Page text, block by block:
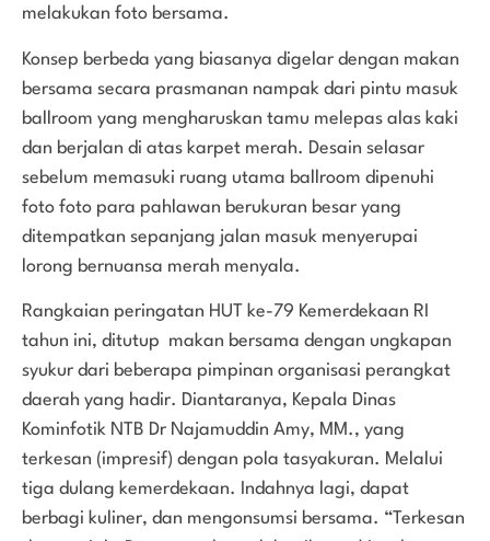
melakukan foto bersama.
Konsep berbeda yang biasanya digelar dengan makan
bersama secara prasmanan nampak dari pintu masuk
ballroom yang mengharuskan tamu melepas alas kaki
dan berjalan di atas karpet merah. Desain selasar
sebelum memasuki ruang utama ballroom dipenuhi
foto foto para pahlawan berukuran besar yang
ditempatkan sepanjang jalan masuk menyerupai
lorong bernuansa merah menyala.
Rangkaian peringatan HUT ke-79 Kemerdekaan RI
tahun ini, ditutup makan bersama dengan ungkapan
syukur dari beberapa pimpinan organisasi perangkat
daerah yang hadir. Diantaranya, Kepala Dinas
Kominfotik NTB Dr Najamuddin Amy, MM., yang
terkesan (impresif) dengan pola tasyakuran. Melalui
tiga dulang kemerdekaan. Indahnya lagi, dapat
berbagi kuliner, dan mengonsumsi bersama. “Terkesan